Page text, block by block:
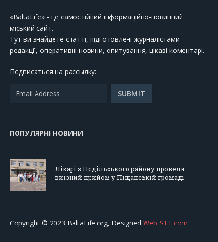
«BaltaLife» - це самостійний інформаційно-новинний
міський сайт.
Тут ви знайдете статті, підготовлені журналістами
редакції, оперативні новини, опитування, цікаві коментарі.
Подписаться на рассылку:
ПОПУЛЯРНІ НОВИНИ
Лікарі з Подільського району провели
виїзний прийом у Піщанській громаді
Copyright © 2023 BaltaLife.org, Designed Web-STT.com